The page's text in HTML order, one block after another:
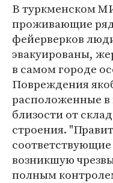
В туркменском
проживающие
фейерверков
эвакуированы,
в самом городе
Повреждения
расположенные
близости от
строения.
возникшую
полным